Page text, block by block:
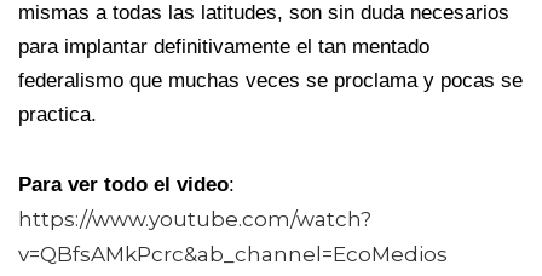
mismas a todas las latitudes, son sin duda necesarios
para implantar definitivamente el tan mentado
federalismo que muchas veces se proclama y pocas se
practica.
Para ver todo el video:
https://www.youtube.com/watch?
v=QBfsAMkPcrc&ab_channel=EcoMedios